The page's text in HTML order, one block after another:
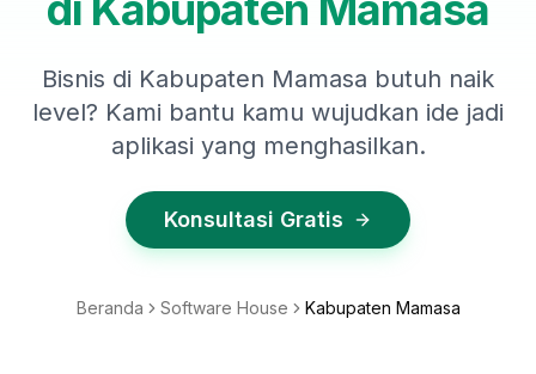
Bisnis di Kabupaten Mamasa butuh naik
level? Kami bantu kamu wujudkan ide jadi
aplikasi yang menghasilkan.
Konsultasi Gratis
Beranda Software House Kabupaten Mamasa